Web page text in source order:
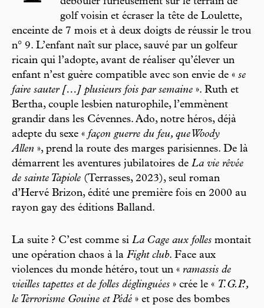
golf voisin et écraser la tête de Loulette,
enceinte de 7 mois et à deux doigts de réussir le trou
n° 9. L’enfant naît sur place, sauvé par un golfeur
ricain qui l’adopte, avant de réaliser qu’élever un
enfant n’est guère compatible avec son envie de « se
faire sauter […] plusieurs fois par semaine ». Ruth et
Bertha, couple lesbien naturophile, l’emmènent
grandir dans les Cévennes. Ado, notre héros, déjà
adepte du sexe « façon guerre du feu, que Woody
Allen », prend la route des marges parisiennes. De là
démarrent les aventures jubilatoires de La vie rêvée
de sainte Tapiole (Terrasses, 2023), seul roman
d’Hervé Brizon, édité une première fois en 2000 au
rayon gay des éditions Balland.
La suite ? C’est comme si La Cage aux folles montait
une opération chaos à la Fight club. Face aux
violences du monde hétéro, tout un « ramassis de
vieilles tapettes et de folles déglinguées » crée le « T.G.P.,
le Terrorisme Gouine et Pédé » et pose des bombes